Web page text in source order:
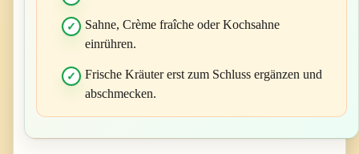
Sahne, Crème fraîche oder Kochsahne
einrühren.
Frische Kräuter erst zum Schluss ergänzen und
abschmecken.